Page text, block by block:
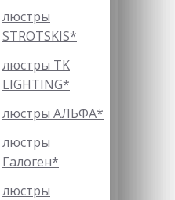
люстры
STROTSKIS*
люстры TK
LIGHTING*
люстры АЛЬФА*
люстры
Галоген*
люстры